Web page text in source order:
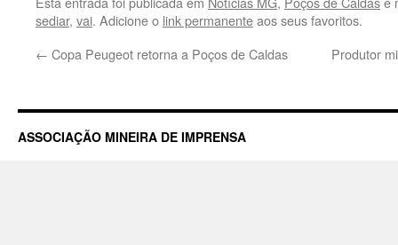
sediar, vai. Adicione o link permanenteaos seus favoritos.
← Copa Peugeot retorna a Poços de Caldas Produtor
ASSOCIAÇÃO MINEIRA DE IMPRENSA